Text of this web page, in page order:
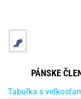
PÁNSKE
Tabuľka s